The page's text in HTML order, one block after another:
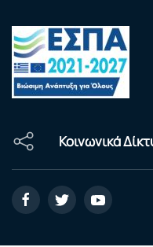
Κοινωνικά